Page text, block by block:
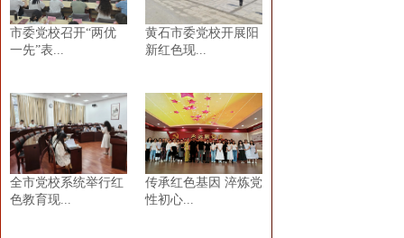
市委党校召开“两优
一先”表...
黄石市委党校开展阳
新红色现...
全市党校系统举行红
色教育现...
传承红色基因 淬炼党
性初心...